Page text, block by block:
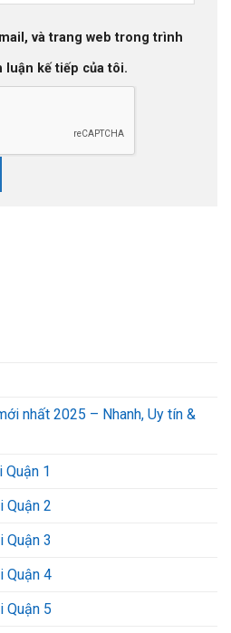
và trang web trong trình
luận kế tiếp của tôi.
nhất 2025 – Nhanh, Uy tín &
1
Quận 2
Quận 3
Quận 4
Quận 5